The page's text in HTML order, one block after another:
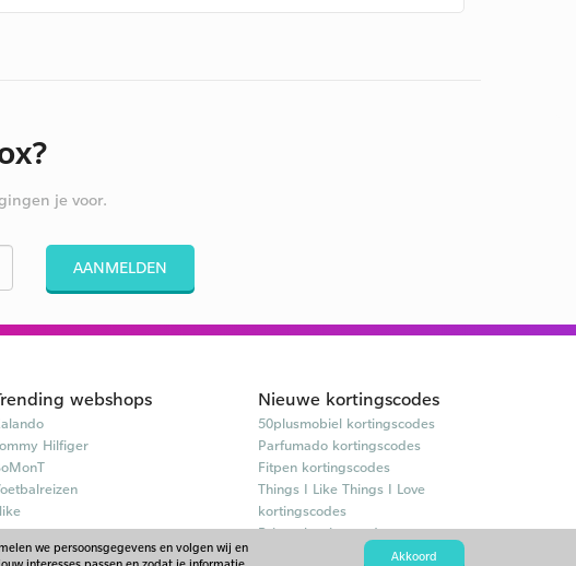
je voor.
AANMELDEN
webshops
Hilfiger
Nieuwe kortingscodes
50plusmobiel kortingscodes
Parfumado kortingscodes
Fitpen kortingscodes
Things I Like Things I Love
kortingscodes
Briters kortingscodes
we persoonsgegevens en volgen wij en
Akkoord